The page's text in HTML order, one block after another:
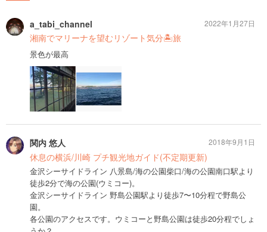
a_tabi_channel
湘南でマリーナを望むリゾート気分🏝旅
景色が最高
2022年1月27日
関内 悠人
休息の横浜/川崎 プチ観光地ガイド(不定期更新)
金沢シーサイドライン 八景島/海の公園柴口/海の公園南口駅より
徒歩2分で海の公園(ウミコー)。
金沢シーサイドライン 野島公園駅より徒歩7〜10分程で野島公
園。
各公園のアクセスです。ウミコーと野島公園は徒歩20分程でしょ
2018年9月1日